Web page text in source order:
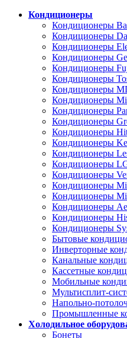
Кондиционеры
Кондиционеры
Кондиционеры
Кондиционеры
Кондиционеры
Кондиционеры
Кондиционеры
Кондиционеры
Кондиционеры
Кондиционеры
Кондиционеры
Кондиционеры
Кондиционеры
Кондиционеры
Кондиционеры
Кондиционеры
Кондиционеры
Кондиционеры
Кондиционеры
Кондиционеры
Кондиционеры
Бытовые
Инверторные
Канальные
Кассетные
Мобильные
Мультисплит-
Напольно-
Промышленные
Холодильное
Бонеты